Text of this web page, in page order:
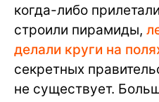
когда-либо
строили пирамиды,
делали круги на
секретных
не существует.